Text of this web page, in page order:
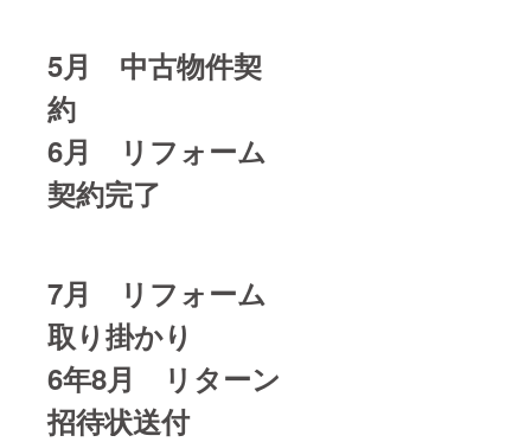
5月 中古物件契
約
6月 リフォーム
契約完了
7月 リフォーム
取り掛かり
6年8月 リターン
招待状送付